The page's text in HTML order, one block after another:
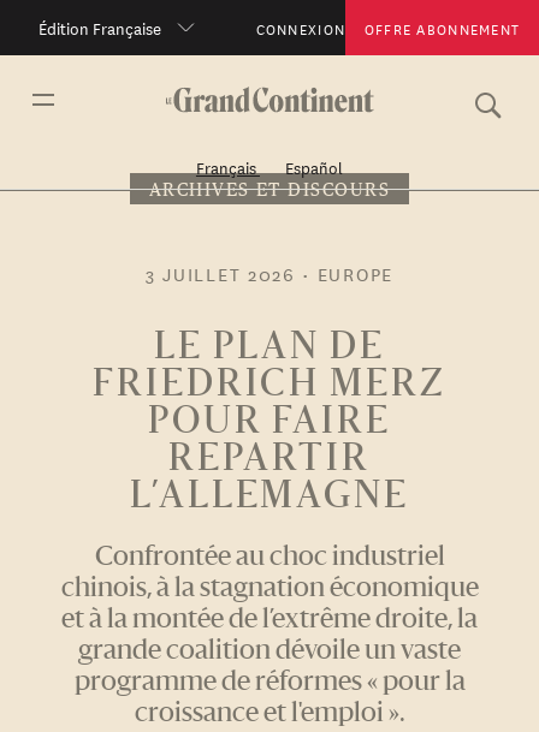
Édition Française CONNEXION OFFRE ABONNEMENT
Français Español
ARCHIVES ET DISCOURS
3 JUILLET 2026 • EUROPE
LE PLAN DE
FRIEDRICH MERZ
POUR FAIRE
REPARTIR
L’ALLEMAGNE
Confrontée au choc industriel
chinois, à la stagnation économique
et à la montée de l’extrême droite, la
grande coalition dévoile un vaste
programme de réformes « pour la
croissance et l'emploi ».